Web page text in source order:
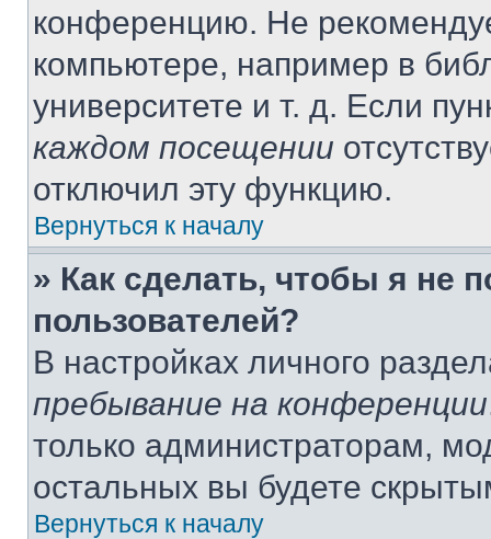
конференцию. Не
компьютере, например в
университете и т. д. Если
каждом посещении
отключил эту функцию.
Вернуться к началу
» Как сделать, чтобы я не
пользователей?
В настройках личного
пребывание на конференции
только администраторам,
остальных вы будете
Вернуться к началу